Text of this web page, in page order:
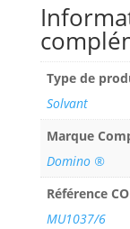
Type de
Solvant
Marque
Domino ®
Référence
MU1037/6